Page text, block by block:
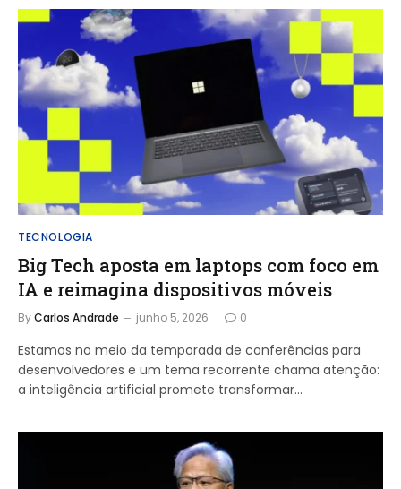
TECNOLOGIA
Big Tech aposta em laptops com foco em
IA e reimagina dispositivos móveis
ByCarlos Andrade junho 5, 2026 0
Estamos no meio da temporada de conferências para
desenvolvedores e um tema recorrente chama atenção:
a inteligência artificial promete transformar…